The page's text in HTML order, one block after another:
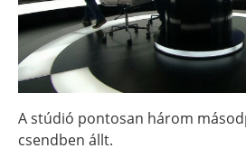
A stúdió pontosan három
csendben állt.